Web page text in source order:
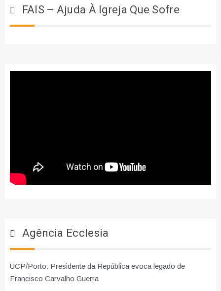
FAIS – Ajuda À Igreja Que Sofre
Agência Ecclesia
UCP/Porto: Presidente da República evoca legado de
Francisco Carvalho Guerra